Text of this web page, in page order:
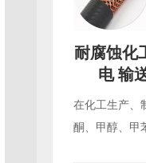
耐腐蚀化
电 输
在化工生产、
酮、甲醇、甲